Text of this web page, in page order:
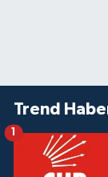
Trend
1